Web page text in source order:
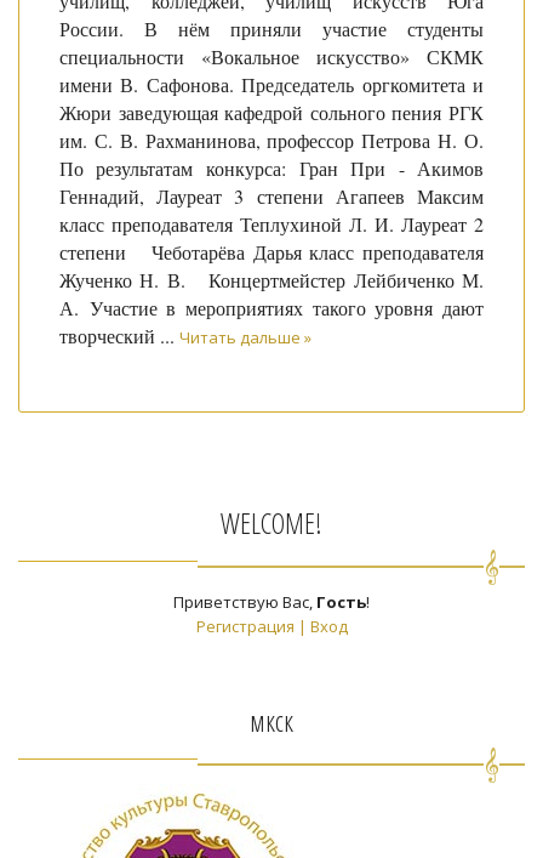
России. В нём приняли участие студенты
специальности «Вокальное искусство» СКМК
имени В. Сафонова. Председатель оргкомитета и
Жюри заведующая кафедрой сольного пения РГК
им. С. В. Рахманинова, профессор Петрова Н. О.
По результатам конкурса: Гран При - Акимов
Геннадий, Лауреат 3 степени Агапеев Максим
класс преподавателя Теплухиной Л. И. Лауреат 2
степени Чеботарёва Дарья класс преподавателя
Жученко Н. В. Концертмейстер Лейбиченко М.
А. Участие в мероприятиях такого уровня дают
творческий ... Читать дальше »
WELCOME!
Приветствую Вас, Гость!
Регистрация | Вход
мкск